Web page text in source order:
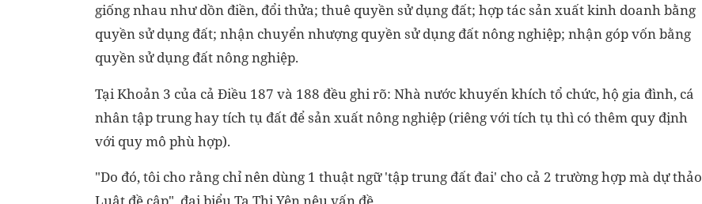
giống nhau như dồn điền, đổi thửa; thuê quyền sử dụng đất; hợp tác sản xuất kinh doanh bằng
quyền sử dụng đất; nhận chuyển nhượng quyền sử dụng đất nông nghiệp; nhận góp vốn bằng
quyền sử dụng đất nông nghiệp.
Tại Khoản 3 của cả Điều 187 và 188 đều ghi rõ: Nhà nước khuyến khích tổ chức, hộ gia đình, cá
nhân tập trung hay tích tụ đất để sản xuất nông nghiệp (riêng với tích tụ thì có thêm quy định
với quy mô phù hợp).
"Do đó, tôi cho rằng chỉ nên dùng 1 thuật ngữ 'tập trung đất đai' cho cả 2 trường hợp mà dự thảo